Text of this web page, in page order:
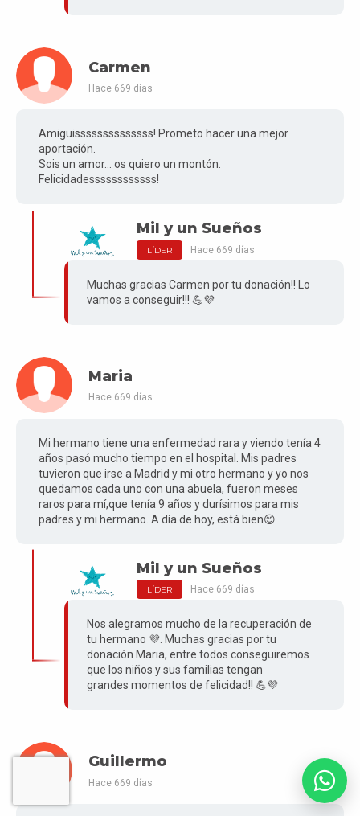
Carmen
Hace 669 días
Amiguissssssssssssss! Prometo hacer una mejor
aportación.
Sois un amor... os quiero un montón.
Felicidadessssssssssss!
Mil y un Sueños
LÍDER Hace 669 días
Muchas gracias Carmen por tu donación!! Lo
vamos a conseguir!!! 💪💜
Maria
Hace 669 días
Mi hermano tiene una enfermedad rara y viendo tenía 4
años pasó mucho tiempo en el hospital. Mis padres
tuvieron que irse a Madrid y mi otro hermano y yo nos
quedamos cada uno con una abuela, fueron meses
raros para mí,que tenía 9 años y durísimos para mis
padres y mi hermano. A día de hoy, está bien😊
Mil y un Sueños
LÍDER Hace 669 días
Nos alegramos mucho de la recuperación de
tu hermano 💜. Muchas gracias por tu
donación Maria, entre todos conseguiremos
que los niños y sus familias tengan
grandes momentos de felicidad!! 💪💜
Guillermo
Hace 669 días